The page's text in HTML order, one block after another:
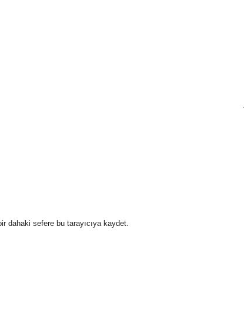
dahaki sefere bu tarayıcıya kaydet.